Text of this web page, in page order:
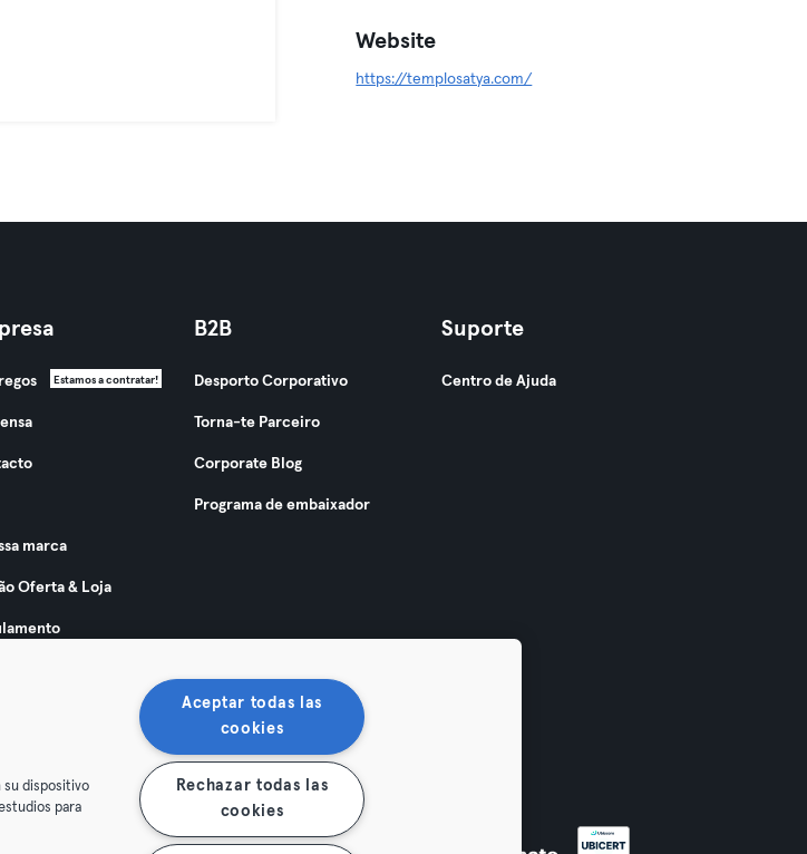
Website
https://templosatya.com/
Estamos a contratar!
marca
Oferta & Loja
B2B
Desporto Corporativo
Torna-te Parceiro
Corporate Blog
Programa de embaixador
Suporte
Centro de Ajuda
Rescindir contratos aqui
su dispositivo
para
Aceptar todas las
cookies
Rechazar todas las
cookies